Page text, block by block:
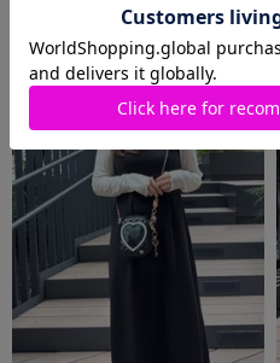
2026.08.07
Samantha Thavasa